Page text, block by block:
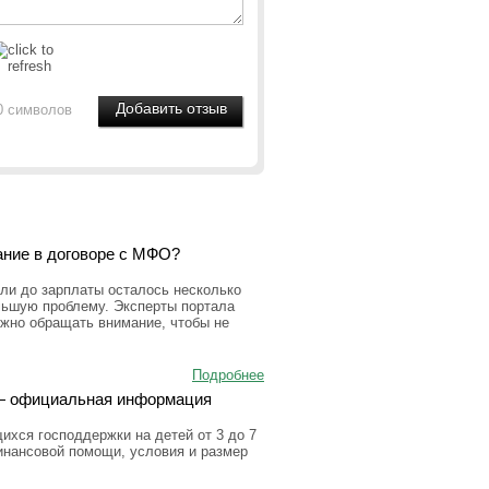
символов
в договоре с МФО?
до зарплаты осталось несколько
проблему. Эксперты портала
обращать внимание, чтобы не
Подробнее
официальная информация
господдержки на детей от 3 до 7
помощи, условия и размер